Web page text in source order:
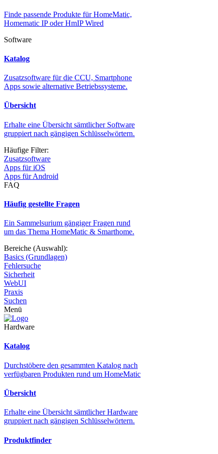
Finde passende Produkte für HomeMatic,
Homematic IP oder HmIP Wired
Software
Katalog
Zusatzsoftware für die CCU, Smartphone
Apps sowie alternative Betriebssysteme.
Übersicht
Erhalte eine Übersicht sämtlicher Software
gruppiert nach gängigen Schlüsselwörtern.
Häufige Filter:
Zusatzsoftware
Apps für iOS
Apps für Android
FAQ
Häufig gestellte Fragen
Ein Sammelsurium gängiger Fragen rund
um das Thema HomeMatic & Smarthome.
Bereiche (Auswahl):
Basics (Grundlagen)
Fehlersuche
Sicherheit
WebUI
Praxis
Suchen
Menü
Hardware
Katalog
Durchstöbere den gesammten Katalog nach
verfügbaren Produkten rund um HomeMatic
Übersicht
Erhalte eine Übersicht sämtlicher Hardware
gruppiert nach gängigen Schlüsselwörtern.
Produktfinder